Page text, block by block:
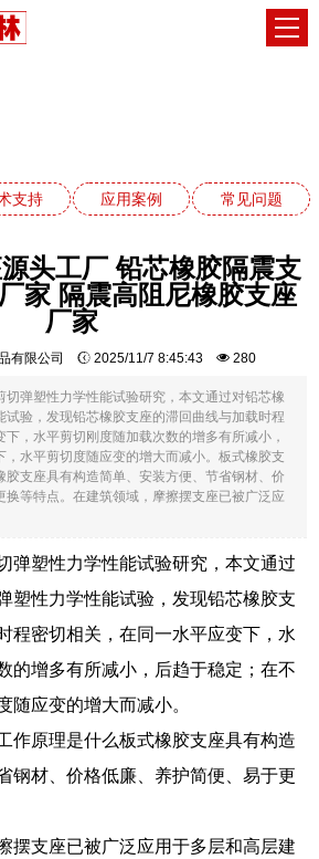
支持 应用案例 常见问题
头工厂 铅芯橡胶隔震支
家 隔震高阻尼橡胶支座
厂家
有限公司 2025/11/7 8:45:43 280
切弹塑性力学性能试验研究，本文通过对铅芯橡
试验，发现铅芯橡胶支座的滞回曲线与加载时程
，水平剪切刚度随加载次数的增多有所减小，
，水平剪切度随应变的增大而减小。板式橡胶支
胶支座具有构造简单、安装方便、节省钢材、价
换等特点。在建筑领域，摩擦摆支座已被广泛应
弹塑性力学性能试验研究，本文通过
塑性力学性能试验，发现铅芯橡胶支
程密切相关，在同一水平应变下，水
的增多有所减小，后趋于稳定；在不
随应变的增大而减小。
作原理是什么板式橡胶支座具有构造
钢材、价格低廉、养护简便、易于更
摆支座已被广泛应用于多层和高层建